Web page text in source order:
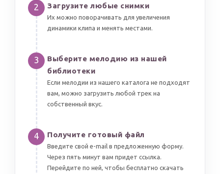
2 Загрузите любые снимки
Их можно поворачивать для увеличения
динамики клипа и менять местами.
3
Выберите мелодию из нашей
библиотеки
Если мелодии из нашего каталога не подходят
вам, можно загрузить любой трек на
собственный вкус.
4 Получите готовый файл
Введите свой e-mail в предложенную форму.
Через пять минут вам придет ссылка.
Перейдите по ней, чтобы бесплатно скачать